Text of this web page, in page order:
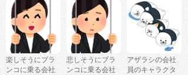
楽しそうにブラ
ンコに乗る会社
悲しそうにブラ
ンコに乗る会社
アザラシの会社
員のキャラクタ